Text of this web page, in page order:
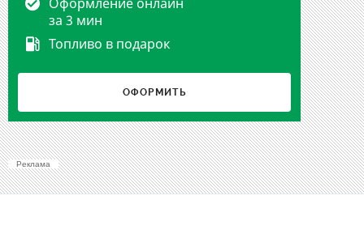
за 3 мин
Топливо в подарок
ОФОРМИТЬ
Реклама